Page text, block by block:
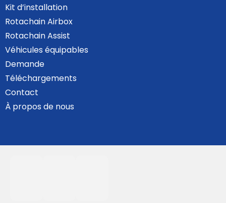
Kit d’installation
Rotachain Airbox
Rotachain Assist
Véhicules équipables
Demande
Téléchargements
Contact
À propos de nous